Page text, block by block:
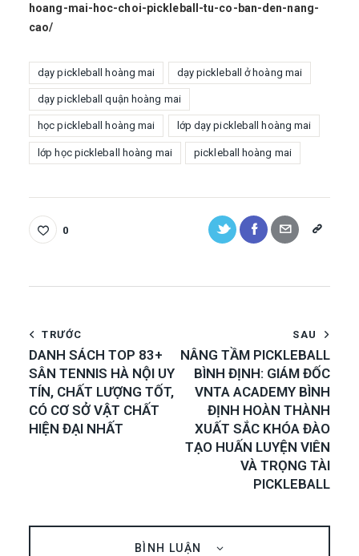
hoang-mai-hoc-choi-pickleball-tu-co-ban-den-nang-
cao/
dạy pickleball hoàng mai dạy pickleball ở hoàng mai
dạy pickleball quận hoàng mai
học pickleball hoàng mai lớp dạy pickleball hoàng mai
lớp học pickleball hoàng mai pickleball hoàng mai
0
TRƯỚC
DANH SÁCH TOP 83+
SÂN TENNIS HÀ NỘI UY
TÍN, CHẤT LƯỢNG TỐT,
CÓ CƠ SỞ VẬT CHẤT
HIỆN ĐẠI NHẤT
SAU
NÂNG TẦM PICKLEBALL
BÌNH ĐỊNH: GIÁM ĐỐC
VNTA ACADEMY BÌNH
ĐỊNH HOÀN THÀNH
XUẤT SẮC KHÓA ĐÀO
TẠO HUẤN LUYỆN VIÊN
VÀ TRỌNG TÀI
PICKLEBALL
BÌNH LUẬN